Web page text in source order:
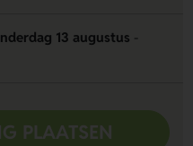
13 augustus
PLAATSEN